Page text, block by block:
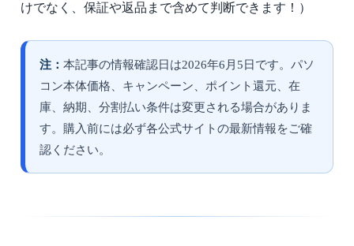
けでなく、保証や返品まで含めて判断できます！）
注： 本記事の情報確認日は2026年6月5日です。パソ
コン本体価格、キャンペーン、ポイント還元、在
庫、納期、分割払い条件は変更される場合がありま
す。購入前には必ず各公式サイトの最新情報をご確
認ください。